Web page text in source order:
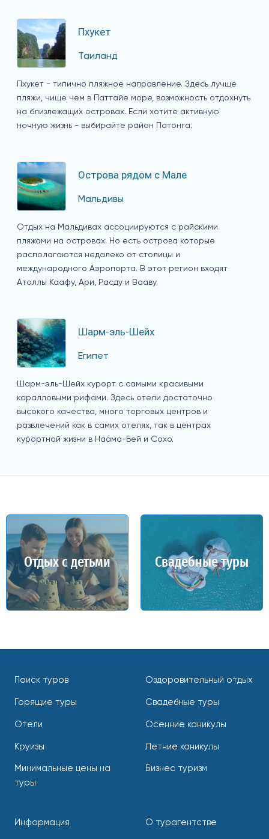
Пхукет
Таиланд
Пхукет - типично пляжное направление. Здесь лучше
пляжи, чище чем в Паттайе море, возможность отдохнуть
на близлежащих островах. Если хотите активную
ночную жизнь - выбирайте район Патонга.
Острова рядом с Мале
Мальдивы
Отдых на Мальдивах ассоциируются с райскими
пляжами на островах. Но есть острова которые
располагаются недалеко от столицы и
международного Аэропорта. В этот регион входят
Атоллы Каафу, Ари, Расду и Вааву.
Шарм-эль-Шейх
Египет
Шарм-эль-Шейх курорт с самыми красивыми
коралловыми рифами. Здесь отели достаточно
высокого качества, много торговых центров и
развлечений как в самих отелях, так в центрах
курортной жизни в Наама-Бей и Сохо.
Отдых с детьми Свадебные туры
Поиск туров
Горящие туры
Отели
Круизы
Минимальные цены на
туры
Оздоровительный отдых
Свадебные туры
Осенние каникулы
Летние каникулы
Бизнес туризм
Информация О турагентстве